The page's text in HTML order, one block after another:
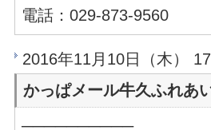
電話：029-873-9560
2016年11月10日（木）
かっぱメール牛久ふれあ
──────────